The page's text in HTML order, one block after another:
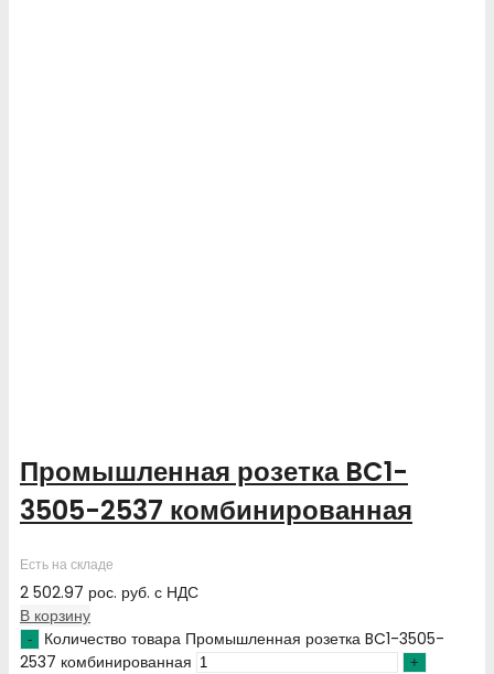
Промышленная розетка BC1-
3505-2537 комбинированная
Есть на складе
2 502.97 рос. руб. с НДС
В корзину
Количество товара Промышленная розетка BC1-3505-
2537 комбинированная